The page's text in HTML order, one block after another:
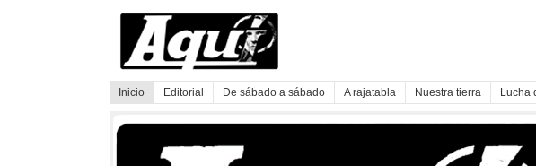
Inicio Editorial De sábado a sábado A rajatabla Nuestra tierra Lucha